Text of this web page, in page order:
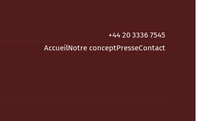
+44 20 3336 7545
AccueilNotre conceptPresseContact